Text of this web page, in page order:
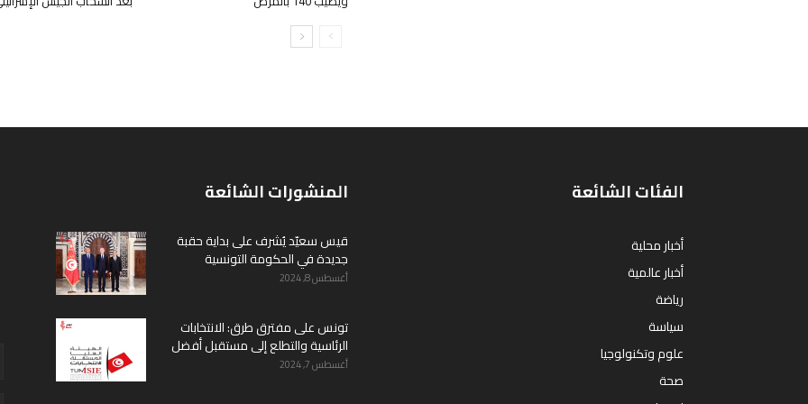
المنشورات الشائعة
قيس سعيّد يُشرف على بداية حقبة
جديدة في الحكومة التونسية
أغسطس 8, 2024
تونس على مفترق طرق: الانتخابات
الرئاسية والتطلع إلى مستقبل أفضل
أغسطس 7, 2024
الفئات الشائعة
أخبار محلية
أخبار عالمية
رياضة
سياسة
علوم وتكنولوجيا
صحة